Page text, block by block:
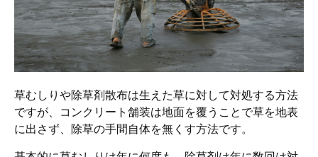
草むしりや除草剤散布は生えた草に対して対処する方法
ですが、コンクリート舗装は地面を覆うことで草を地表
に出さず、除草の手間自体を無くす方法です。